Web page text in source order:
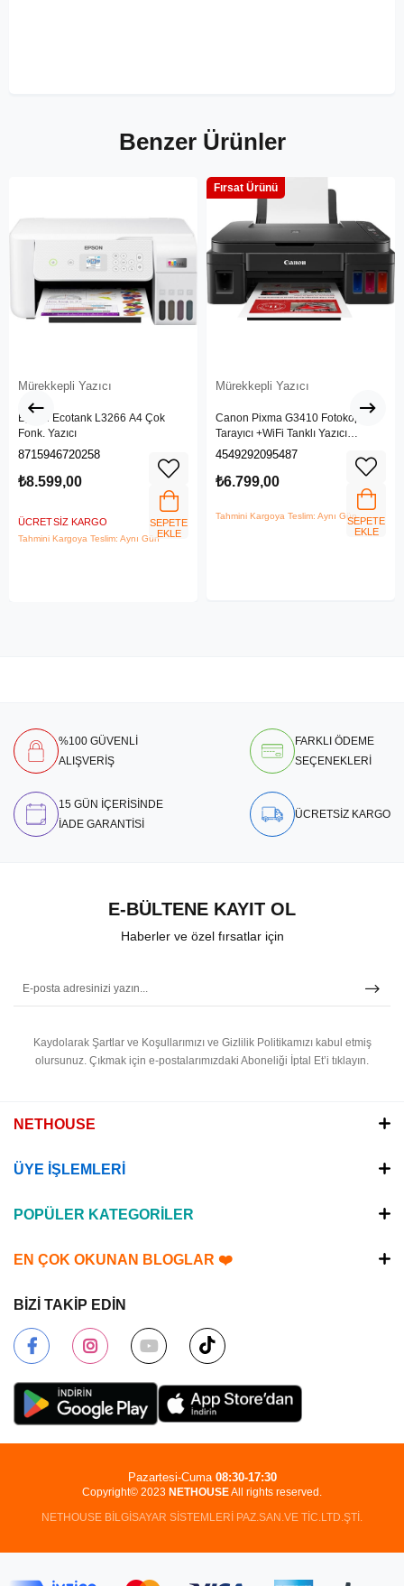
Benzer Ürünler
Mürekkepli Yazıcı
Epson Ecotank L3266 A4 Çok
Fonk. Yazıcı
8715946720258
₺8.599,00
ÜCRETSIZ KARGO
Tahmini Kargoya Teslim: Aynı Gün
SEPETE
EKLE
Mürekkepli Yazıcı
Canon Pixma G3410 Fotokopi +
Tarayıcı +WiFi Tanklı Yazıcı
(Canon Eurasia Garantili)
4549292095487
₺6.799,00
Tahmini Kargoya Teslim: Aynı Gün
Fırsat Ürünü
SEPETE
EKLE
%100 GÜVENLİ
ALIŞVERİŞ
FARKLI ÖDEME
SEÇENEKLERİ
15 GÜN İÇERİSİNDE
İADE GARANTİSİ
ÜCRETSİZ KARGO
E-BÜLTENE KAYIT OL
Haberler ve özel fırsatlar için
Kaydolarak Şartlar ve Koşullarımızı ve Gizlilik Politikamızı kabul etmiş
olursunuz. Çıkmak için e-postalarımızdaki Aboneliği İptal Et’i tıklayın.
NETHOUSE
ÜYE İŞLEMLERİ
POPÜLER KATEGORİLER
EN ÇOK OKUNAN BLOGLAR ❤️
BİZİ TAKİP EDİN
Copyright© 2023 NETHOUSEAll rights reserved.
NETHOUSE BİLGİSAYAR SİSTEMLERİ PAZ.SAN.VE TİC.LTD.ŞTİ.
Pazartesi-Cuma 08:30-17:30